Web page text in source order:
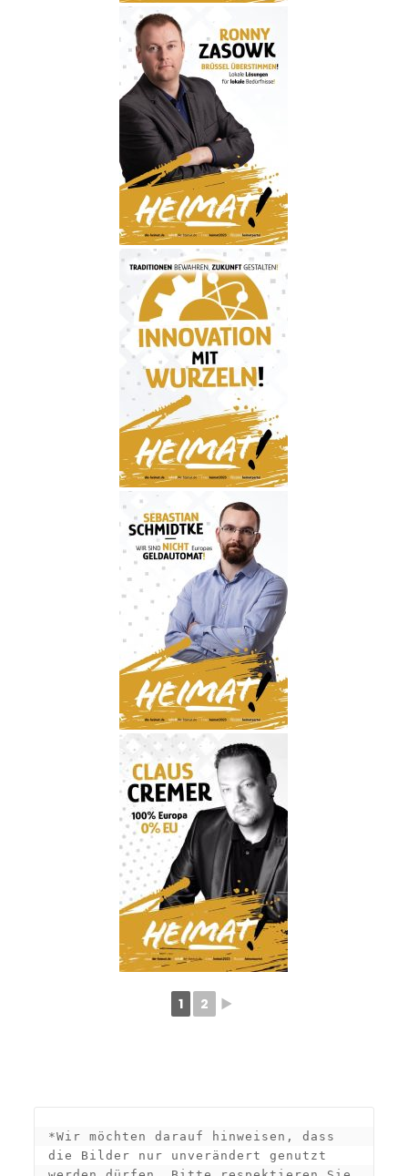
1 2 ►
*Wir möchten darauf hinweisen, dass
die Bilder nur unverändert genutzt